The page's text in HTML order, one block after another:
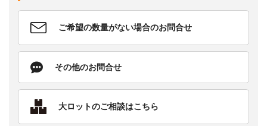
ご希望の数量がない場合のお問合せ
その他のお問合せ
大ロットのご相談はこちら